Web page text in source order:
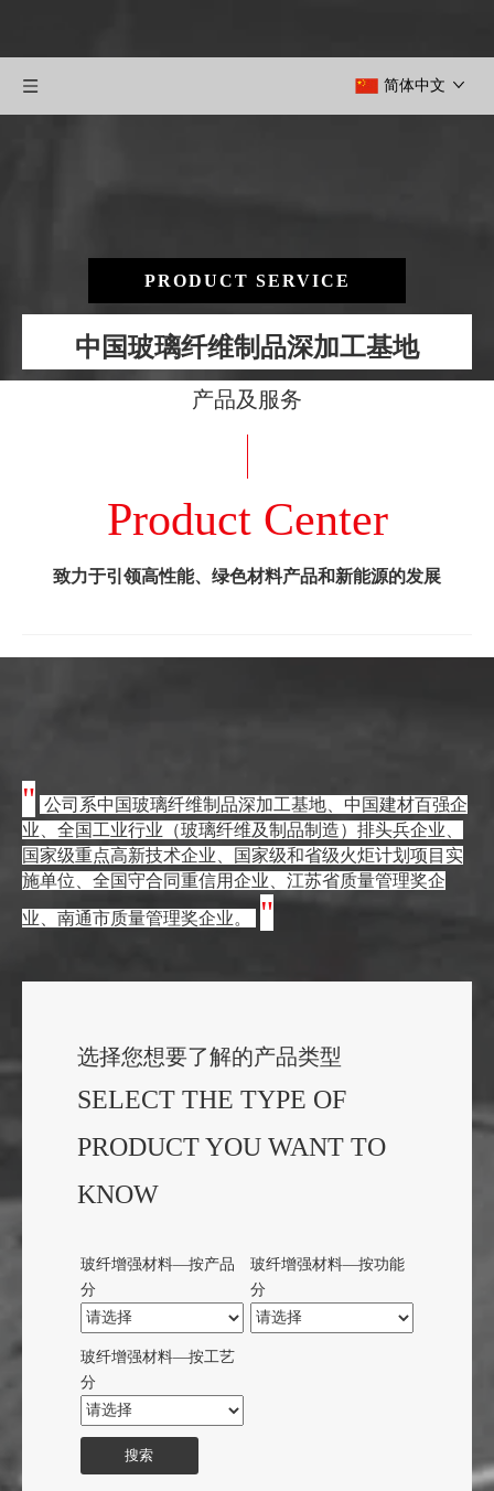
简体中文
PRODUCT SERVICE
中国玻璃纤维制品深加工基地
产品及服务
Product Center
致力于引领高性能、绿色材料产品和新能源的发展
" 公司系中国玻璃纤维制品深加工基地、中国建材百强企
业、全国工业行业（玻璃纤维及制品制造）排头兵企业、
国家级重点高新技术企业、国家级和省级火炬计划项目实
施单位、全国守合同重信用企业、江苏省质量管理奖企
业、南通市质量管理奖企业。
"
选择您想要了解的产品类型
SELECT THE TYPE OF
PRODUCT YOU WANT TO
KNOW
玻纤增强材料—按产品
分
玻纤增强材料—按功能
分
玻纤增强材料—按工艺
分
搜索